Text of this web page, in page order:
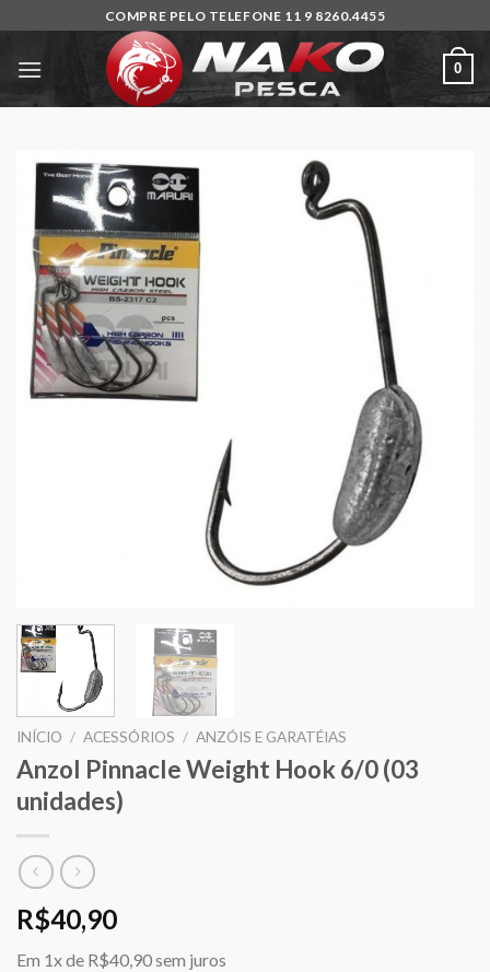
content
COMPRE PELO TELEFONE 11 9 8260.4455
0
INÍCIO / ACESSÓRIOS / ANZÓIS E GARATÉIAS
Anzol Pinnacle Weight Hook 6/0 (03
unidades)
R$40,90
Em 1xde R$40,90sem juros